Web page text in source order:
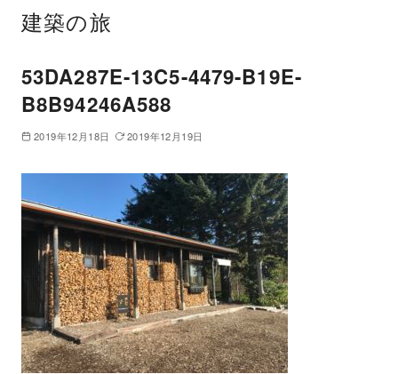
建築の旅
53DA287E-13C5-4479-B19E-
B8B94246A588
2019年12月18日 2019年12月19日